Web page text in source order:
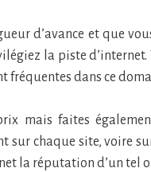
d’avance et que
la piste
fréquentes dans ce
mais faites
sur chaque site, voire
la réputation d’un tel